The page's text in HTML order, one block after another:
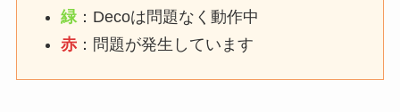
緑：Decoは問題なく動作中
赤 ：問題が発生しています